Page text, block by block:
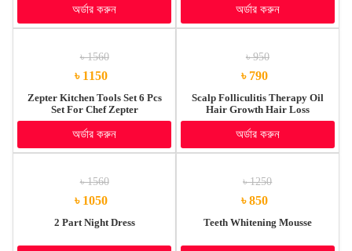
অর্ডার করুন অর্ডার করুন
৳ 1150
৳ 1560
Zepter Kitchen Tools Set 6 Pcs
Set For Chef Zepter
অর্ডার করুন
৳ 790
৳ 950
Scalp Folliculitis Therapy Oil
Hair Growth Hair Loss
Treatment Serum
অর্ডার করুন
৳ 1050
৳ 1560
2 Part Night Dress
৳ 850
৳ 1250
Teeth Whitening Mousse